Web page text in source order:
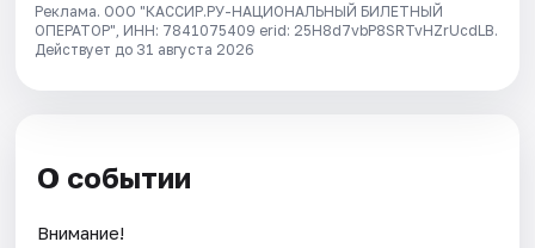
Реклама. ООО "КАССИР.РУ-НАЦИОНАЛЬНЫЙ БИЛЕТНЫЙ
ОПЕРАТОР", ИНН: 7841075409 erid: 25H8d7vbP8SRTvHZrUcdLB.
Действует до 31 августа 2026
О событии
Внимание!